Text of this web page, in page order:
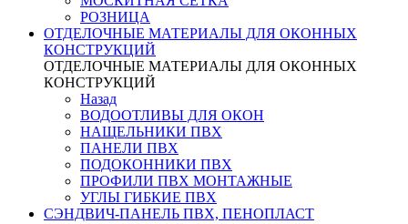
РОЗНИЦА
ОТДЕЛОЧНЫЕ МАТЕРИАЛЫ ДЛЯ ОКОННЫХ
КОНСТРУКЦИЙ
ОТДЕЛОЧНЫЕ МАТЕРИАЛЫ ДЛЯ ОКОННЫХ
КОНСТРУКЦИЙ
Назад
ВОДООТЛИВЫ ДЛЯ ОКОН
НАЩЕЛЬНИКИ ПВХ
ПАНЕЛИ ПВХ
ПОДОКОННИКИ ПВХ
ПРОФИЛИ ПВХ МОНТАЖНЫЕ
УГЛЫ ГИБКИЕ ПВХ
СЭНДВИЧ-ПАНЕЛЬ ПВХ, ПЕНОПЛАСТ